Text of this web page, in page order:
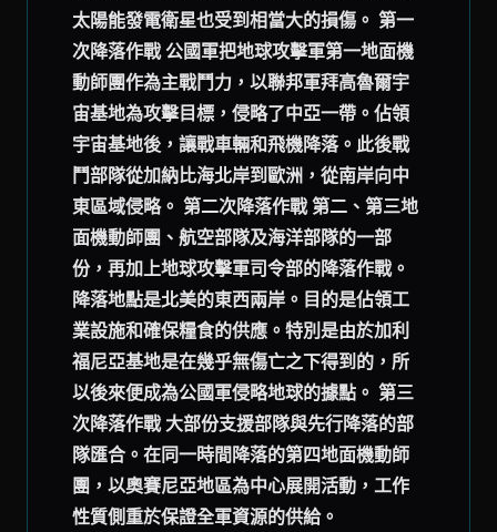
太陽能發電衛星也受到相當大的損傷。 第一
次降落作戰 公國軍把地球攻擊軍第一地面機
動師團作為主戰鬥力，以聯邦軍拜高魯爾宇
宙基地為攻擊目標，侵略了中亞一帶。佔領
宇宙基地後，讓戰車輛和飛機降落。此後戰
鬥部隊從加納比海北岸到歐洲，從南岸向中
東區域侵略。 第二次降落作戰 第二、第三地
面機動師團、航空部隊及海洋部隊的一部
份，再加上地球攻擊軍司令部的降落作戰。
降落地點是北美的東西兩岸。目的是佔領工
業設施和確保糧食的供應。特別是由於加利
福尼亞基地是在幾乎無傷亡之下得到的，所
以後來便成為公國軍侵略地球的據點。 第三
次降落作戰 大部份支援部隊與先行降落的部
隊匯合。在同一時間降落的第四地面機動師
團，以奧賽尼亞地區為中心展開活動，工作
性質側重於保證全軍資源的供給。